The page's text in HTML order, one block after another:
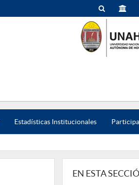
Estadísticas Institucionales
EN ESTA